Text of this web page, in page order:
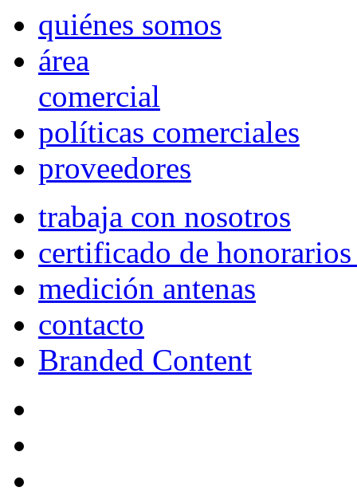
quiénes somos
área
comercial
políticas comerciales
proveedores
trabaja con nosotros
certificado de
medición antenas
contacto
Branded Content